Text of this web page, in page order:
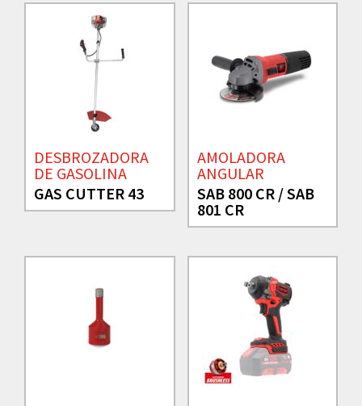
DESBROZADORA
DE GASOLINA
GAS CUTTER 43
AMOLADORA
ANGULAR
SAB 800 CR / SAB
801 CR